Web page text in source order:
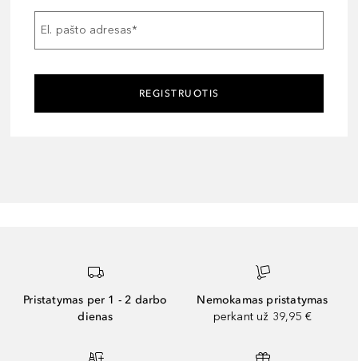
El. pašto adresas*
REGISTRUOTIS
Pristatymas per 1 - 2 darbo
dienas
Nemokamas pristatymas
perkant už 39,95 €